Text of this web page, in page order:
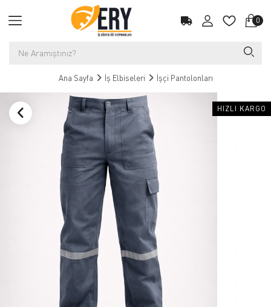
0
Ana Sayfa İş Elbiseleri İşçi Pantolonları
HIZLI KARGO